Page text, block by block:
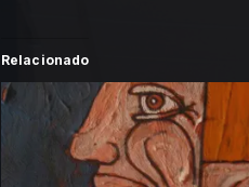
Relacionado